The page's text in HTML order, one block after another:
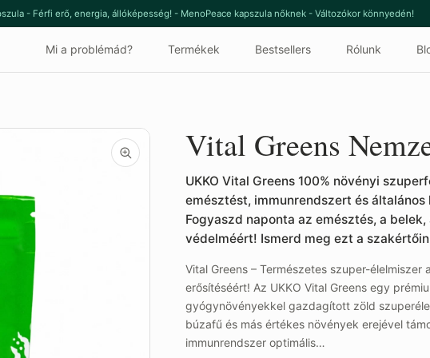
- Férfi erő, energia, állóképesség! - MenoPeace kapszula nőknek - Változókor könnyedén!
Mi a problémád? Termékek Bestsellers Rólunk
Vital Greens
UKKO Vital Greens 100% növényi
emésztést, immunrendszert és
Fogyaszd naponta az emésztés, a
védelméért! Ismerd meg ezt a
Vital Greens – Természetes szuper-
erősítéséért! Az UKKO Vital Greens egy
gyógynövényekkel gazdagított zöld
búzafű és más értékes növények erejével
immunrendszer optimális…